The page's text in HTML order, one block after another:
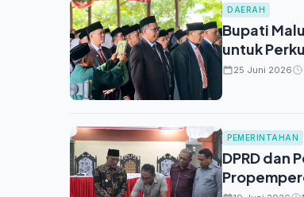
DAERAH
Bupati
untuk
25 Juni 2026
PEMERINTAHAN
DPRD dan